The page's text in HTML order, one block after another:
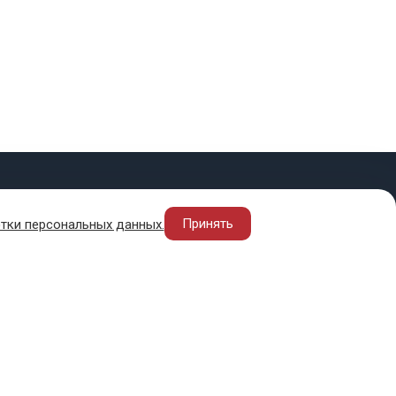
персональных данных. Принять